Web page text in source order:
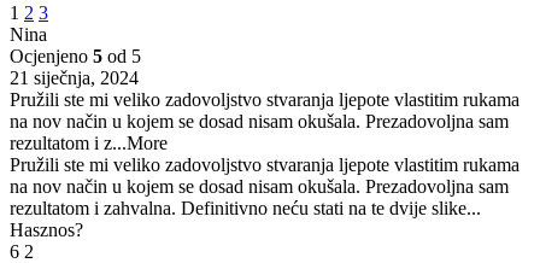
1 2 3
Nina
Ocjenjeno 5 od 5
21 siječnja, 2024
Pružili ste mi veliko zadovoljstvo stvaranja ljepote vlastitim rukama
na nov način u kojem se dosad nisam okušala. Prezadovoljna sam
rezultatom i z...More
Pružili ste mi veliko zadovoljstvo stvaranja ljepote vlastitim rukama
na nov način u kojem se dosad nisam okušala. Prezadovoljna sam
rezultatom i zahvalna. Definitivno neću stati na te dvije slike...
Hasznos?
6 2